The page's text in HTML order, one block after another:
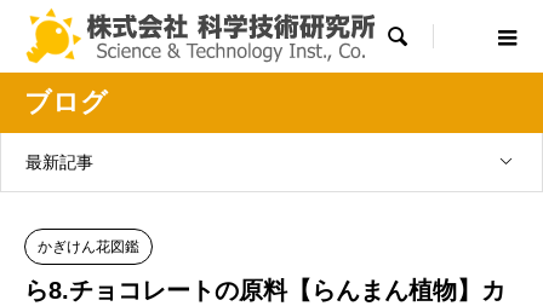

ブログ
最新記事
かぎけん花図鑑
ら8.チョコレートの原料【らんまん植物】カ